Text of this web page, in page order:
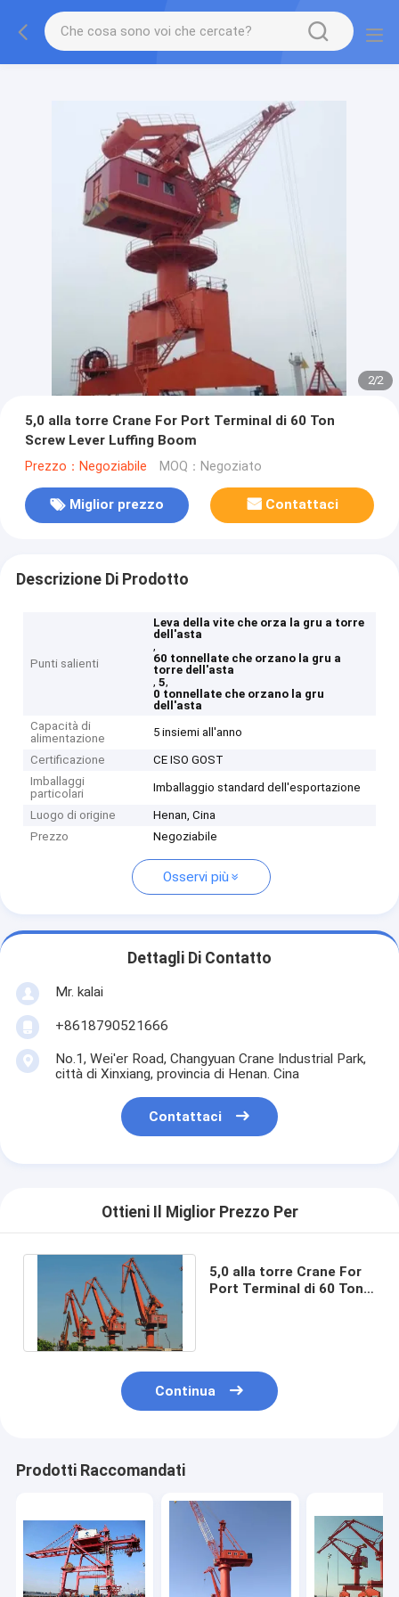
gtag('config', 'G-QWE9HWC3PF', {cookie_flags:
"SameSite=None;Secure"});
2/2
5,0 alla torre Crane For Port Terminal di 60 Ton
Screw Lever Luffing Boom
Prezzo：Negoziabile MOQ：Negoziato
Miglior prezzo Contattaci
Descrizione Di Prodotto
Punti salienti
Leva della vite che orza la gru a torre
dell'asta
,
60 tonnellate che orzano la gru a
torre dell'asta
,5,
0 tonnellate che orzano la gru
dell'asta
Capacità di
alimentazione
5 insiemi all'anno
Certificazione
CE ISO GOST
Imballaggi
particolari
Imballaggio standard dell'esportazione
Luogo di origine
Henan, Cina
Prezzo
Negoziabile
Osservi più
Dettagli Di Contatto
Mr. kalai
+8618790521666
No.1, Wei'er Road, Changyuan Crane Industrial Park,
città di Xinxiang, provincia di Henan. Cina
Contattaci
Ottieni Il Miglior Prezzo Per
5,0 alla torre Crane For
Port Terminal di 60 Ton
Continua
Prodotti Raccomandati